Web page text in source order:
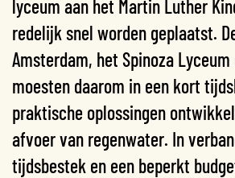
lyceum aan het Martin Luther
redelijk snel worden geplaatst.
Amsterdam, het Spinoza
moesten daarom in een kort
praktische oplossingen
afvoer van regenwater. In
tijdsbestek en een beperkt